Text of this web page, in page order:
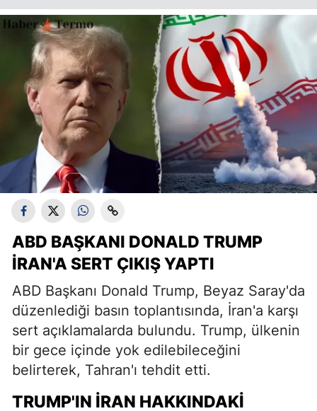
ABD BAŞKANI DONALD TRUMP
İRAN'A SERT ÇIKIŞ YAPTI
ABD Başkanı Donald Trump, Beyaz Saray'da
düzenlediği basın toplantısında, İran'a karşı
sert açıklamalarda bulundu. Trump, ülkenin
bir gece içinde yok edilebileceğini
belirterek, Tahran'ı tehdit etti.
TRUMP'IN İRAN HAKKINDAKI